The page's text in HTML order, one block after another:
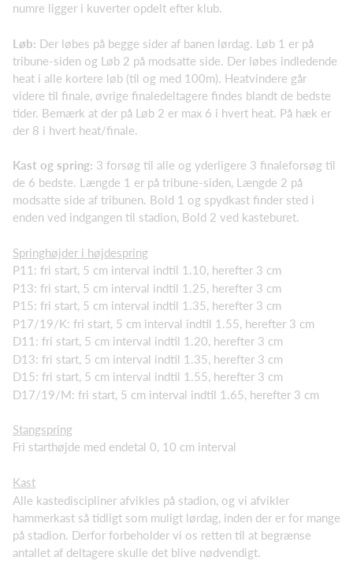
numre ligger i kuverter opdelt efter klub.
Løb: Der løbes på begge sider af banen lørdag. Løb 1 er på
tribune-siden og Løb 2 på modsatte side. Der løbes indledende
heat i alle kortere løb (til og med 100m). Heatvindere går
videre til finale, øvrige finaledeltagere findes blandt de bedste
tider. Bemærk at der på Løb 2 er max 6 i hvert heat. På hæk er
der 8 i hvert heat/finale.
Kast og spring: 3 forsøg til alle og yderligere 3 finaleforsøg til
de 6 bedste. Længde 1 er på tribune-siden, Længde 2 på
modsatte side af tribunen. Bold 1 og spydkast finder sted i
enden ved indgangen til stadion, Bold 2 ved kasteburet.
Springhøjder i højdespring
P11: fri start, 5 cm interval indtil 1.10, herefter 3 cm
P13: fri start, 5 cm interval indtil 1.25, herefter 3 cm
P15: fri start, 5 cm interval indtil 1.35, herefter 3 cm
P17/19/K: fri start, 5 cm interval indtil 1.55, herefter 3 cm
D11: fri start, 5 cm interval indtil 1.20, herefter 3 cm
D13: fri start, 5 cm interval indtil 1.35, herefter 3 cm
D15: fri start, 5 cm interval indtil 1.55, herefter 3 cm
D17/19/M: fri start, 5 cm interval indtil 1.65, herefter 3 cm
Stangspring
Fri starthøjde med endetal 0, 10 cm interval
Kast
Alle kastediscipliner afvikles på stadion, og vi afvikler
hammerkast så tidligt som muligt lørdag, inden der er for mange
på stadion. Derfor forbeholder vi os retten til at begrænse
antallet af deltagere skulle det blive nødvendigt.